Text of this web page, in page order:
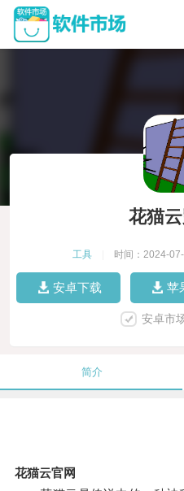
花猫
工具 时间：2024-
安卓下载 苹
安卓市
简介
花猫云官网